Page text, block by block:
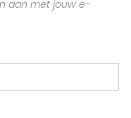
aan met jouw e-